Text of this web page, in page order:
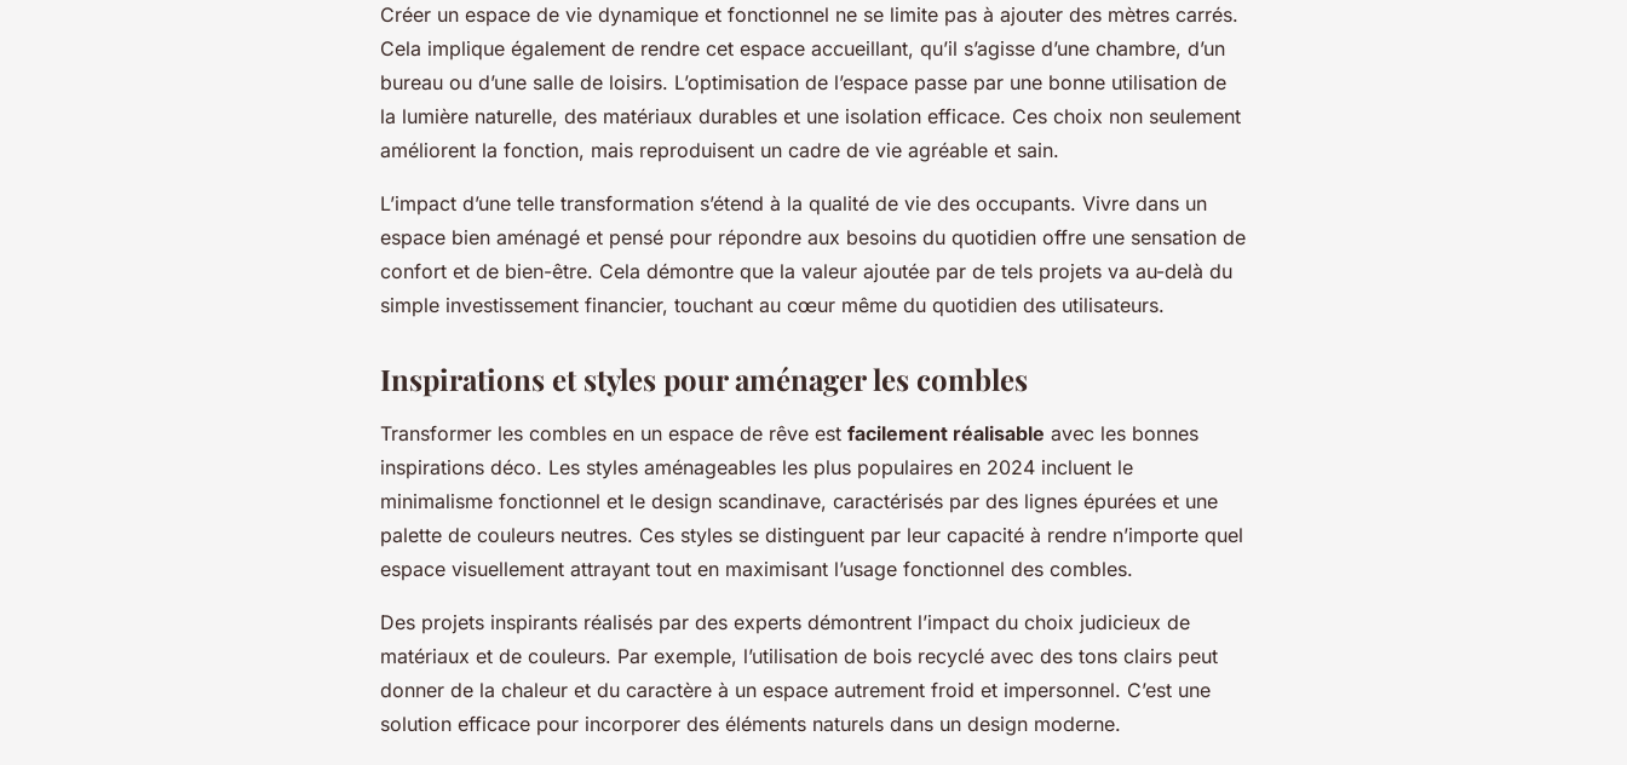
Créer un espace de vie dynamique et fonctionnel ne se limite pas à ajouter des mètres carrés.
Cela implique également de rendre cet espace accueillant, qu’il s’agisse d’une chambre, d’un
bureau ou d’une salle de loisirs. L’optimisation de l’espace passe par une bonne utilisation de
la lumière naturelle, des matériaux durables et une isolation efficace. Ces choix non seulement
améliorent la fonction, mais reproduisent un cadre de vie agréable et sain.
L’impact d’une telle transformation s’étend à la qualité de vie des occupants. Vivre dans un
espace bien aménagé et pensé pour répondre aux besoins du quotidien offre une sensation de
confort et de bien-être. Cela démontre que la valeur ajoutée par de tels projets va au-delà du
simple investissement financier, touchant au cœur même du quotidien des utilisateurs.
Inspirations et styles pour aménager les combles
Transformer les combles en un espace de rêve est facilement réalisable avec les bonnes
inspirations déco. Les styles aménageables les plus populaires en 2024 incluent le
minimalisme fonctionnel et le design scandinave, caractérisés par des lignes épurées et une
palette de couleurs neutres. Ces styles se distinguent par leur capacité à rendre n’importe quel
espace visuellement attrayant tout en maximisant l’usage fonctionnel des combles.
Des projets inspirants réalisés par des experts démontrent l’impact du choix judicieux de
matériaux et de couleurs. Par exemple, l’utilisation de bois recyclé avec des tons clairs peut
donner de la chaleur et du caractère à un espace autrement froid et impersonnel. C’est une
solution efficace pour incorporer des éléments naturels dans un design moderne.